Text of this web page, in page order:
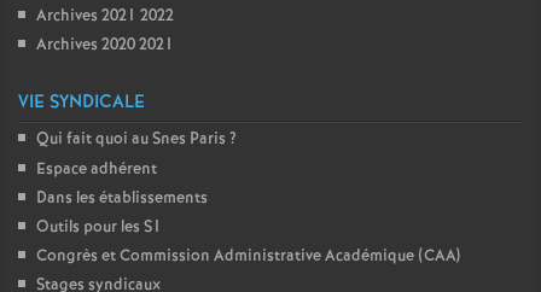
Archives 2021 2022
Archives 2020 2021
VIE SYNDICALE
Qui fait quoi au Snes Paris ?
Espace adhérent
Dans les établissements
Outils pour les S1
Congrès et Commission Administrative Académique (CAA)
Stages syndicaux